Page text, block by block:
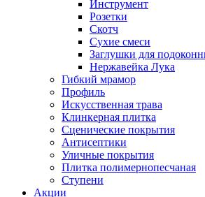
Инструмент
Розетки
Скотч
Сухие смеси
Заглушки для
Нержавейка Лука
Гибкий мрамор
Профиль
Искусственная трава
Клинкерная плитка
Сценические покрытия
Антисептики
Уличные покрытия
Плитка полимернопесчаная
Ступени
Акции